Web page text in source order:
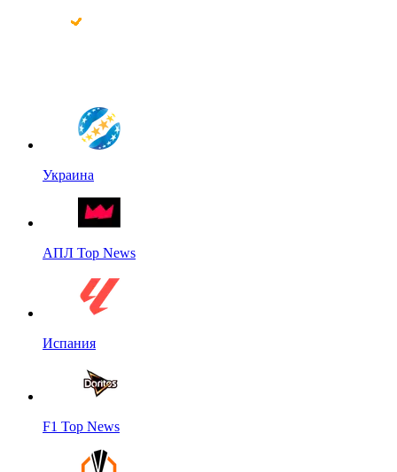
Украина
АПЛ Top News
Испания
F1 Top News